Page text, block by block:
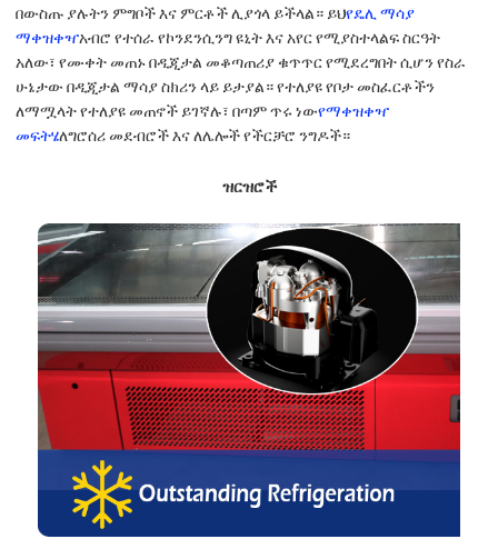
በውስጡ ያሉትን ምግቦች እና ምርቶች ሊያጎላ ይችላል። ይህየዴሊ ማሳያ
ማቀዝቀዣአብሮ የተሰራ የኮንደንሲንግ ዩኒት እና አየር የሚያስተላልፍ ስርዓት
አለው፣ የሙቀት መጠኑ በዲጂታል መቆጣጠሪያ ቁጥጥር የሚደረግበት ሲሆን የስራ
ሁኔታው ​​በዲጂታል ማሳያ ስክሪን ላይ ይታያል። የተለያዩ የቦታ መስፈርቶችን
ለማሟላት የተለያዩ መጠኖች ይገኛሉ፣ በጣም ጥሩ ነውየማቀዝቀዣ
መፍትሄለግሮሰሪ መደብሮች እና ለሌሎች የችርቻሮ ንግዶች።
ዝርዝሮች